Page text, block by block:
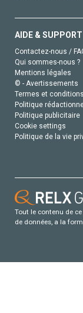
AIDE & SUPPORT
Contactez-nous /
Qui sommes-nous ?
Mentions légales
© - Avertissements
Termes et
Politique
Politique publicitaire
Cookie settings
Politique de la vie
Tout le contenu de
de données, a la